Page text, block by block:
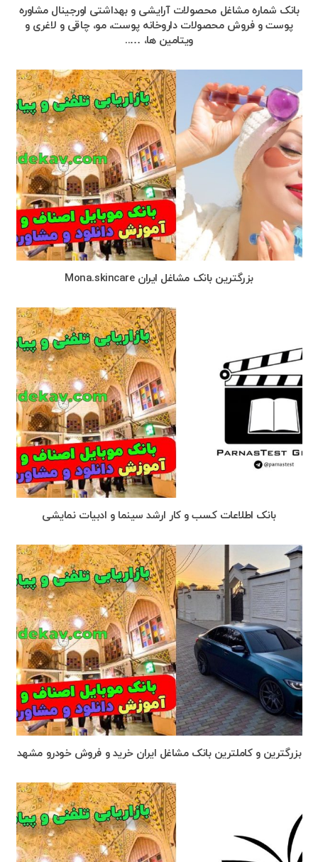
بانک شماره مشاغل محصولات آرایشی و بهداشتی اورجینال مشاوره
پوست و فروش محصولات داروخانه پوست، مو، چاقی و لاغری و
ویتامین ها، …..
بزرگترین بانک مشاغل ایران Mona.skincare
بانک اطلاعات کسب و کار ارشد سینما و ادبیات نمایشی
بزرگترین و کاملترین بانک مشاغل ایران خرید و فروش خودرو مشهد